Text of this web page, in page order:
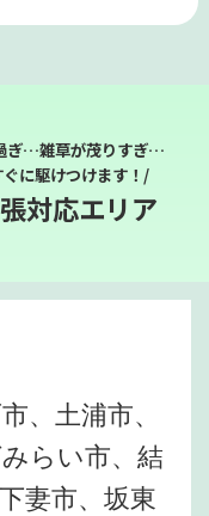
ぎ…雑草が茂りすぎ…
に駆けつけます！/
対応エリア
、土浦市、
らい市、結
妻市、坂東